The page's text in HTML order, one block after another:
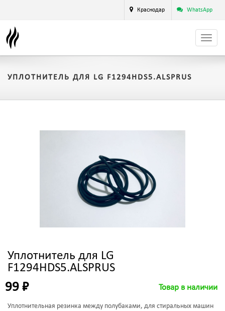
Краснодар WhatsApp
УПЛОТНИТЕЛЬ ДЛЯ LG F1294HDS5.ALSPRUS
Уплотнитель для LG
F1294HDS5.ALSPRUS
99 ₽ Товар в наличии
Уплотнительная резинка между полубаками, для стиральных машин